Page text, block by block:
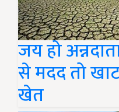
जय हो
से मदद तो
खेत